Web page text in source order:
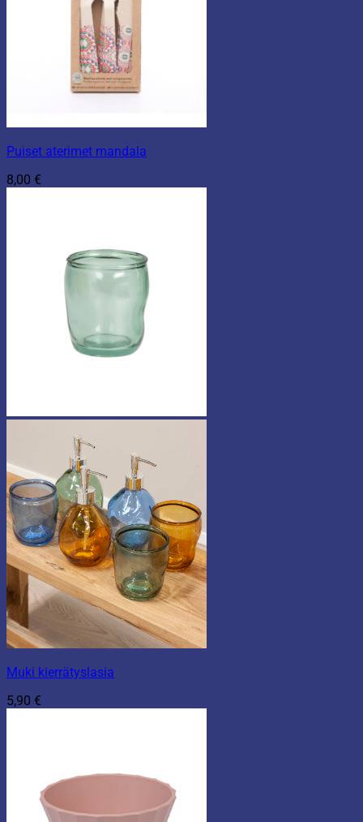
Puiset aterimet mandala
8,00 €
Muki kierrätyslasia
5,90 €